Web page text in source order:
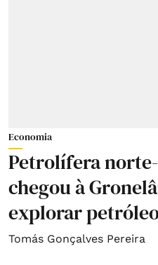
Economia
Petrolífera
chegou à
explorar
Tomás Gonçalves Pereira